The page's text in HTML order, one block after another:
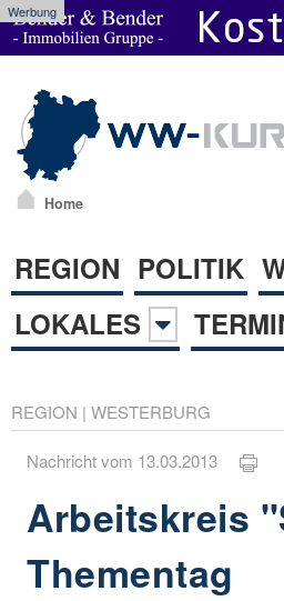
Werbung
Home
REGION POLITIK
LOKALES
REGION | WESTERBURG
Nachricht vom 13.03.2013
Arbeitskreis
Thementag